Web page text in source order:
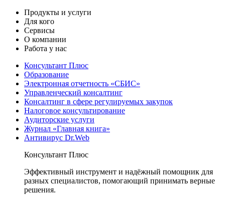
Продукты и услуги
Для кого
Сервисы
О компании
Работа у нас
Консультант Плюс
Образование
Электронная отчетность «СБИС»
Управленческий консалтинг
Консалтинг в сфере регулируемых закупок
Налоговое консультирование
Аудиторские услуги
Журнал «Главная книга»
Антивирус Dr.Web
Консультант Плюс
Эффективный инструмент и надёжный помощник для
разных специалистов, помогающий принимать верные
решения.